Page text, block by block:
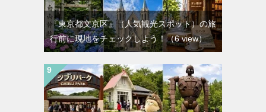
『東京都文京区』（人気観光スポット）の旅
行前に現地をチェックしよう！（6 view）